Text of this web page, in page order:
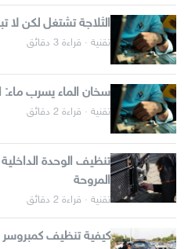
الثلاجة تشتغل لكن لا
تقنية · قراءة 3 دقائق
سخان الماء يسرب ماء:
تقنية · قراءة 2 دقائق
تنظيف الوحدة
المروحة
تقنية · قراءة 2 دقائق
كيفية تنظيف